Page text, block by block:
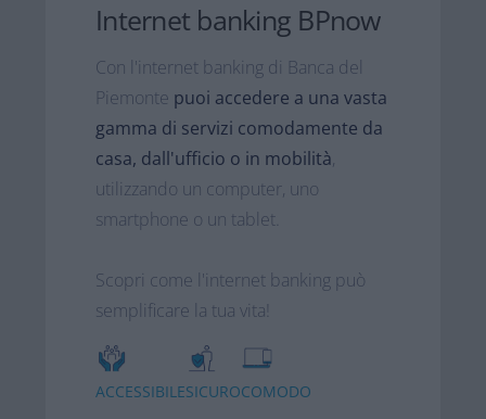
Internet banking BPnow​
Con l'internet banking di Banca del
Piemonte puoi accedere a una vasta
gamma di servizi comodamente da
casa, dall'ufficio o in mobilità,
utilizzando un computer, uno
smartphone o un tablet.​
Scopri come l'internet banking può
semplificare la tua vita!
ACCESSIBILESICUROCOMODO